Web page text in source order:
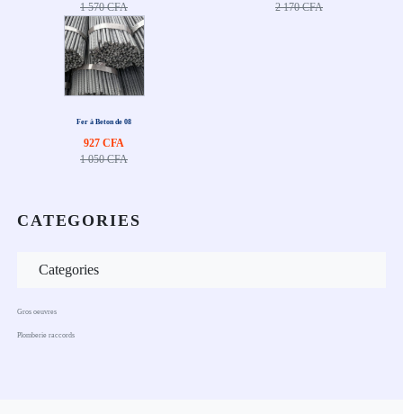
CATEGORIES
Categories
Gros oeuvres
Plomberie raccords
1 570 CFA
2 170 CFA
Fer à Beton de 08
927 CFA
1 050 CFA